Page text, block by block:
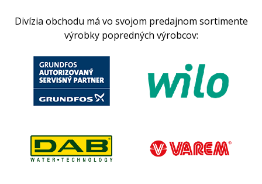
Divízia obchodu má vo svojom predajnom sortimente
výrobky popredných výrobcov: